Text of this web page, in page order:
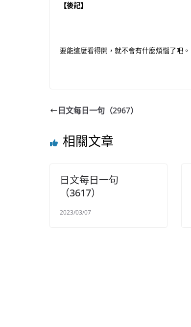
【後記】
要能這麼看得開，就不會有什麼煩惱了吧。
日文每日一句（2967）
相關文章
日文每日一句
（3617）
2023/03/07